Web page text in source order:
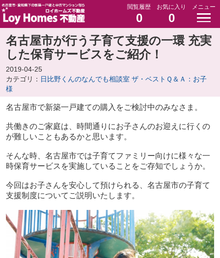
閲覧履歴
0
お気に入り
0
メニュー
名古屋市が行う子育て支援の一環 充実
した保育サービスをご紹介！
2019-04-25
カテゴリ： 日比野くんのなんでも相談室 ザ・ベストＱ＆Ａ：お子
様
名古屋市で新築一戸建ての購入をご検討中のみなさま。
共働きのご家庭は、時間通りにお子さんのお迎えに行くの
が難しいこともあるかと思います。
そんな時、名古屋市では子育てファミリー向けに様々な一
時保育サービスを実施していることをご存知でしょうか。
今回はお子さんを安心して預けられる、名古屋市の子育て
支援制度についてご説明いたします。